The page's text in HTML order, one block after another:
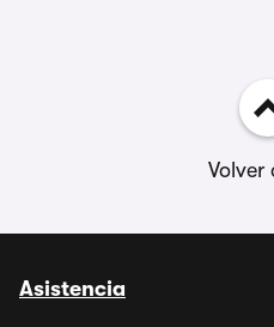
Volver
Asistencia